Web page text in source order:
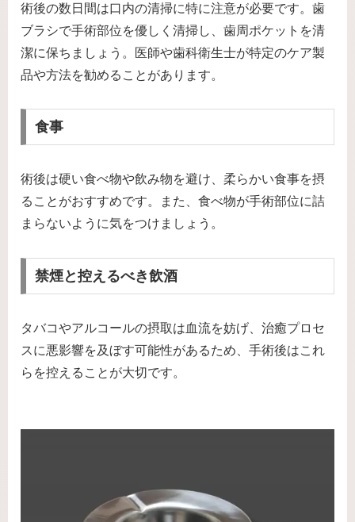
術後の数日間は口内の清掃に特に注意が必要です。歯
ブラシで手術部位を優しく清掃し、歯周ポケットを清
潔に保ちましょう。医師や歯科衛生士が特定のケア製
品や方法を勧めることがあります。
食事
術後は硬い食べ物や飲み物を避け、柔らかい食事を摂
ることがおすすめです。また、食べ物が手術部位に詰
まらないように気をつけましょう。
禁煙と控えるべき飲酒
タバコやアルコールの摂取は血流を妨げ、治癒プロセ
スに悪影響を及ぼす可能性があるため、手術後はこれ
らを控えることが大切です。